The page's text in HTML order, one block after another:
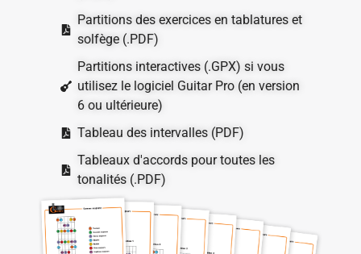
Partitions des exercices en tablatures et
solfège (.PDF)
Partitions interactives (.GPX) si vous
utilisez le logiciel Guitar Pro (en version
6 ou ultérieure)
Tableau des intervalles (PDF)
Tableaux d'accords pour toutes les
tonalités (.PDF)